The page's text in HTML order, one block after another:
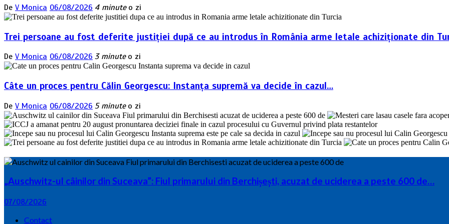
De V Monica 06/08/2026 4 minute o zi
Trei persoane au fost deferite justiției după ce au introdus în România arme letale achiziționate din
De V Monica 06/08/2026 3 minute o zi
Câte un proces pentru Călin Georgescu: Instanța supremă va decide în cazul…
De V Monica 06/08/2026 5 minute o zi
„Auschwitz-ul câinilor din Suceava”: Fiul primarului din Berchișești, acuzat de uciderea a peste 600 de…
07/08/2026
Contact